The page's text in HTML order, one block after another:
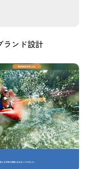
ランド設計